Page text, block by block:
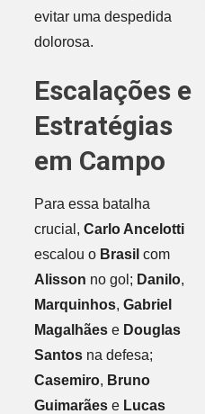
evitar uma despedida
dolorosa.
Escalações e
Estratégias
em Campo
Para essa batalha
crucial, Carlo Ancelotti
escalou o Brasil com
Alisson no gol; Danilo,
Marquinhos, Gabriel
Magalhãese Douglas
Santosna defesa;
Casemiro, Bruno
Guimarãese Lucas